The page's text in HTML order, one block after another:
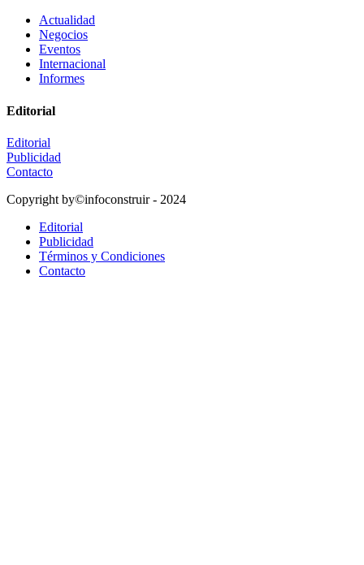
Actualidad
Negocios
Eventos
Internacional
Informes
Editorial
Editorial
Publicidad
Contacto
Copyright by©infoconstruir - 2024
Editorial
Publicidad
Términos y Condiciones
Contacto